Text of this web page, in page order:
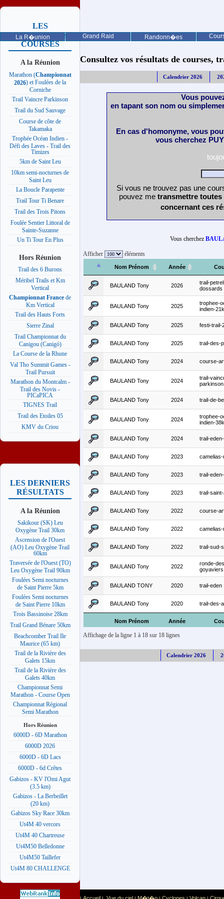
La R�union Grand Raid Randonn�es
LES
PROCHAINES
COURSES
A la Réunion
Marathon (Championnat
2026) et Foulées de la
Corniche
Trail Vaincre Parkinson
Trail du Sud Sauvage
Course de côte de
Takamaka
Trophée Océan Indien -
Défi des Laves - Trail des
Timizes
5km de Saint Leu
10km semi-nocturnes de
Saint Leu
La Boucle Parapente
Trail Tour Ti Benare
Trail des Trois Pitons
Foulée Sentier Littoral de
Sainte-Suzanne
Un Ti Tour En Plus
Hors Réunion
Trail des 6 Burons
Méribel Trails et Km
Vertical
Championnat France de
Km Vertical
Trail des Hauts Forts
Sierre Zinal
Trail Championnat du
Canigou (Canigó)
La Course de la Rhune
Val Tho Summit Games -
Trail Pursuit
Marathon du Montcalm -
Trail des Novis -
PICaPICA
TIGNES Trail
Trail des Etoiles 05
KMV du Criou
LES DERNIERS
RÉSULTATS
A la Réunion
Sakikour (SK) Leu
Oxygène Trail 30km
Ascension de l'Ouest
(AO) Leu Oxygène Trail
60km
Traversée de l'Ouest (TO)
Leu Oxygène Trail 90km
Foulées Semi nocturnes
de Saint Pierre 5km
Foulées Semi nocturnes
de Saint Pierre 10km
Trois Bassinoise 28km
Trail Grand Bénare 50km
Beachcomber Trail Ile
Maurice (65 km)
Trail de la Rivière des
Galets 15km
Trail de la Rivière des
Galets 40km
Championnat Semi
Marathon - Course Open
Championnat Régional
Semi Marathon
Hors Réunion
6000D - 6D Marathon
6000D 2026
6000D - 6D Lacs
6000D - 6d Crêtes
Gabizos - KV l'Omi Agut
(3.5 km)
Gabizos - La Berbeillet
(20 km)
Gabizos Sky Race 30km
Ut4M 40 vercors
Ut4M 40 Chartreuse
Ut4M50 Belledonne
Ut4M50 Taillefer
Ut4M 80 CHALLENGE
Consultez vos résultats de courses,
Calendrier 2026
Vous
en tapant son nom ou
En cas d'homonyme, vous
vous cherchez
Si vous ne trouvez pas une
pouvez me transmettre
concernant ces
Vous cherchez
Afficher éléments
Nom Prénom Année
Nom Prénom Année
BAULAND Tony 2026
trail-
dossards
BAULAND Tony 2025
trophee-
indien-
BAULAND Tony 2025 festi-trail-
BAULAND Tony 2025 trail-des-
BAULAND Tony 2024 course-
BAULAND Tony 2024
trail-
parkinson
BAULAND Tony 2024 trail-de-
BAULAND Tony 2024
trophee-
indien-
BAULAND Tony 2024 trail-
BAULAND Tony 2023 camelias-
BAULAND Tony 2023 trail-
BAULAND Tony 2023 trail-
BAULAND Tony 2022 course-
BAULAND Tony 2022 camelias-
BAULAND Tony 2022 trail-sud-
BAULAND Tony 2022
ronde-
goyaviers
BAULAND TONY 2020 trail-eden
BAULAND Tony 2020 trail-des-
Affichage de la ligne 1 à 18 sur 18 lignes
Calendrier 2026